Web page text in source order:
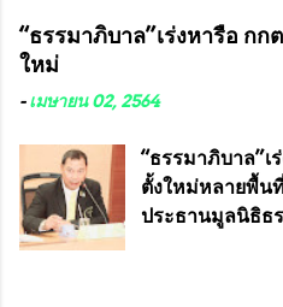
ประโยชน์อื่นอีก
กับประเทศชาติอ
ได้รับการผลิตใน
ประเทศได้ โด
งา...
หลวงพ่อคูณ แล
พระเครื่องหลวง
หลวงพ่อคูณ มีกา
การบรรจุพระเ
ประกวดแบบถา
เพียงบางรุ่นเช่น
เดียวกับพระเ
“ธรรมาภิบาล”เร่งหารือ กก
ใหม่
-เมษายน 02, 2564
“ธรรมาภิบาล”เ
ตั้งใหม่หลายพื้
ประธานมูลนิธิธ
สมาชิกสภาเทศ